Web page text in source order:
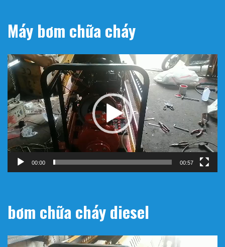
Máy bơm chữa cháy
Trình
chơi
Video
00:00 00:57
bơm chữa cháy diesel
Trình